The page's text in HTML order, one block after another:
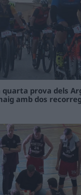
quarta prova dels
amb dos